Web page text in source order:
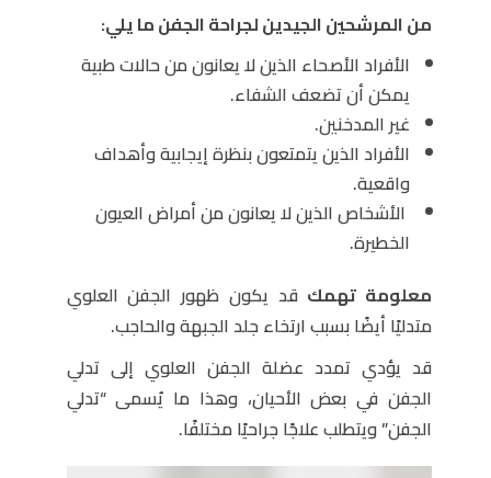
من المرشحين الجيدين لجراحة الجفن ما يلي:
الأفراد الأصحاء الذين لا يعانون من حالات طبية
يمكن أن تضعف الشفاء.
غير المدخنين.
الأفراد الذين يتمتعون بنظرة إيجابية وأهداف
واقعية.
الأشخاص الذين لا يعانون من أمراض العيون
الخطيرة.
معلومة تهمك قد يكون ظهور الجفن العلوي
متدليًا أيضًا بسبب ارتخاء جلد الجبهة والحاجب.
قد يؤدي تمدد عضلة الجفن العلوي إلى تدلي
الجفن في بعض الأحيان، وهذا ما يُسمى “تدلي
الجفن” ويتطلب علاجًا جراحيًا مختلفًا.